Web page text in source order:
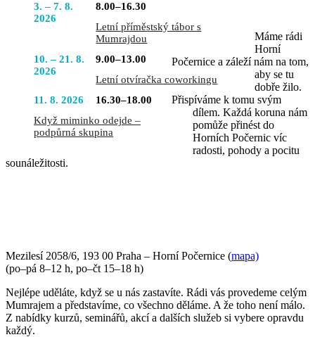
3. – 7. 8.
2026
8.00–16.30
Letní příměstský tábor s
Mumrajdou
10. – 21. 8.
2026
9.00–13.00
Letní otvíračka coworkingu
11. 8. 2026
16.30–18.00
Když miminko odejde –
podpůrná skupina
Máme rádi
Horní
Počernice a záleží nám na tom,
aby se tu
dobře žilo.
Přispíváme k tomu svým
dílem. Každá koruna nám
pomůže přinést do
Horních Počernic víc
radosti, pohody a pocitu
sounáležitosti.
Mezilesí 2058/6, 193 00 Praha – Horní Počernice (mapa)
(po–pá 8–12 h, po–čt 15–18 h)
Nejlépe uděláte, když se u nás zastavíte. Rádi vás provedeme celým
Mumrajem a představíme, co všechno děláme. A že toho není málo.
Z nabídky kurzů, seminářů, akcí a dalších služeb si vybere opravdu
každý.